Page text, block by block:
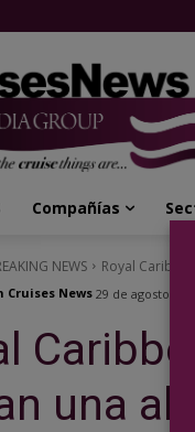
Compañías
NEWS Royal
Cruises News 29 de agosto de
una